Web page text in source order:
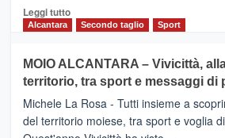
Leggi tuttoLeggi
Torna
la
Supermaratona
dell’Etna
Alcantara Secondo taglio Sport
MOIO ALCANTARA – Vivicittà,
territorio, tra sport e messaggi di
Michele La Rosa - Tutti insieme a
del territorio moiese, tra sport e voglia